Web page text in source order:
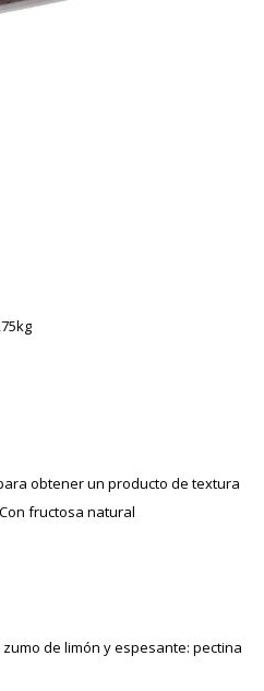
obtener un producto de textura
fructosa natural
de limón y espesante: pectina